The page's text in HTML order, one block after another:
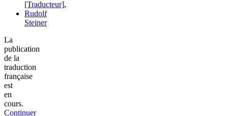
[Traducteur],
Rudolf
Steiner
La
publication
de la
traduction
française
est
en
cours.
Continuer